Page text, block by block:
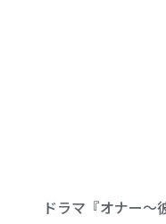
ドラマ『オナー～